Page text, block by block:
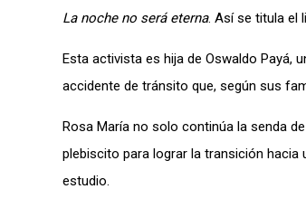
La noche no será eterna. Así se titula el
Esta activista es hija de Oswaldo Payá,
accidente de tránsito que, según sus
Rosa María no solo continúa la senda
plebiscito para lograr la transición
estudio.